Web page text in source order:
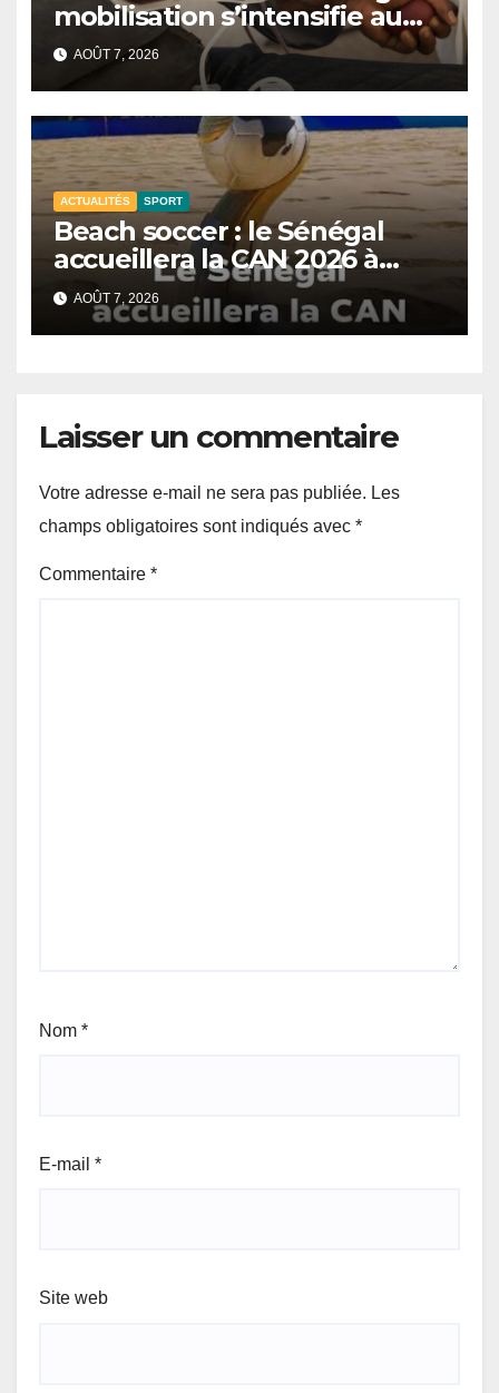
mobilisation s’intensifie au
CNTS de Dakar.
AOÛT 7, 2026
ACTUALITÉS SPORT
Beach soccer : le Sénégal
accueillera la CAN 2026 à
Dakar.
AOÛT 7, 2026
Laisser un commentaire
Votre adresse e-mail ne sera pas publiée. Les
champs obligatoires sont indiqués avec *
Commentaire *
Nom *
E-mail *
Site web